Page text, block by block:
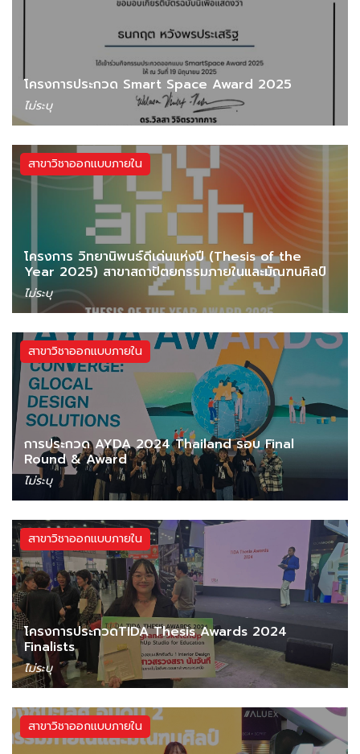
โครงการประกวด Smart Space Award 2025
ไม่ระบุ
สาขาวิชาออกแบบภายใน
โครงการ วิทยานิพนธ์ดีเด่นแห่งปี (Thesis of the
Year 2025) สาขาสถาปัตยกรรมภายในและมัณฑนศิลป์
ไม่ระบุ
สาขาวิชาออกแบบภายใน
การประกวด AYDA 2024 Thailand รอบ Final
Round & Award
ไม่ระบุ
สาขาวิชาออกแบบภายใน
โครงการประกวดTIDA Thesis Awards 2024
Finalists
ไม่ระบุ
สาขาวิชาออกแบบภายใน